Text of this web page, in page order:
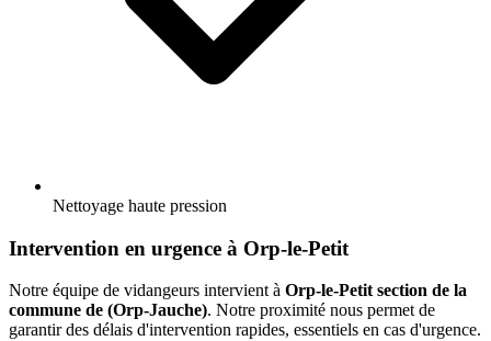
Nettoyage haute pression
Intervention en urgence à Orp-le-Petit
Notre équipe de vidangeurs intervient à Orp-le-Petit section de la
commune de (Orp-Jauche). Notre proximité nous permet de
garantir des délais d'intervention rapides, essentiels en cas d'urgence.